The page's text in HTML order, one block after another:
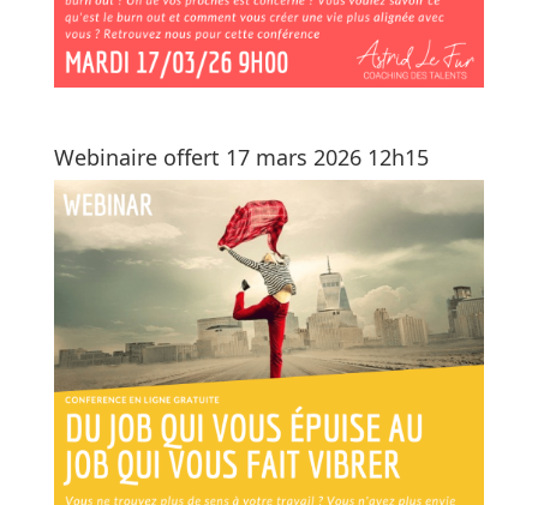
Webinaire offert 17 mars 2026 12h15